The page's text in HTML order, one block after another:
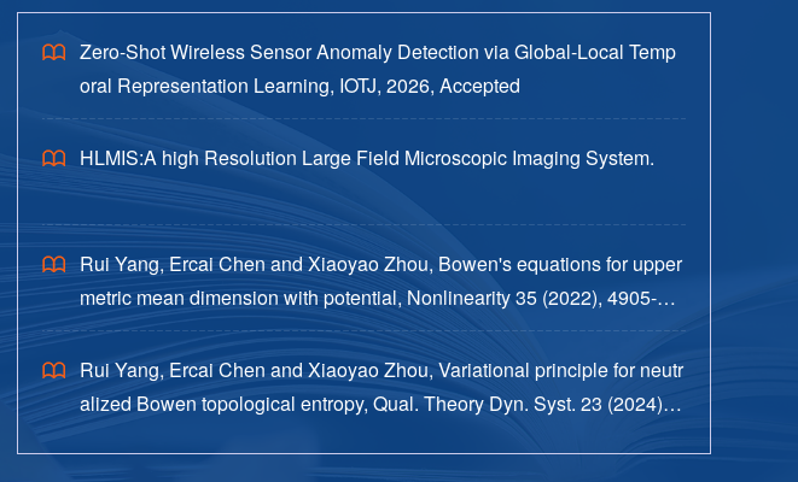
Zero-Shot Wireless Sensor Anomaly Detection via Global-Local Temp
oral Representation Learning, IOTJ, 2026, Accepted
HLMIS:A high Resolution Large Field Microscopic Imaging System.
Rui Yang, Ercai Chen and Xiaoyao Zhou, Bowen's equations for upper
metric mean dimension with potential, Nonlinearity 35 (2022), 4905-49
38.
Rui Yang, Ercai Chen and Xiaoyao Zhou, Variational principle for neutr
alized Bowen topological entropy, Qual. Theory Dyn. Syst. 23 (2024), n